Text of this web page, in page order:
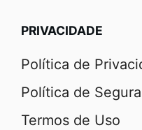
PRIVACIDADE
Política de
Política de
Termos de Uso